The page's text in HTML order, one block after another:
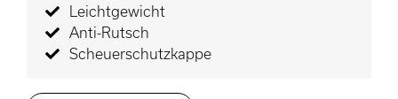
Leichtgewicht
Anti-Rutsch
Scheuerschutzkappe